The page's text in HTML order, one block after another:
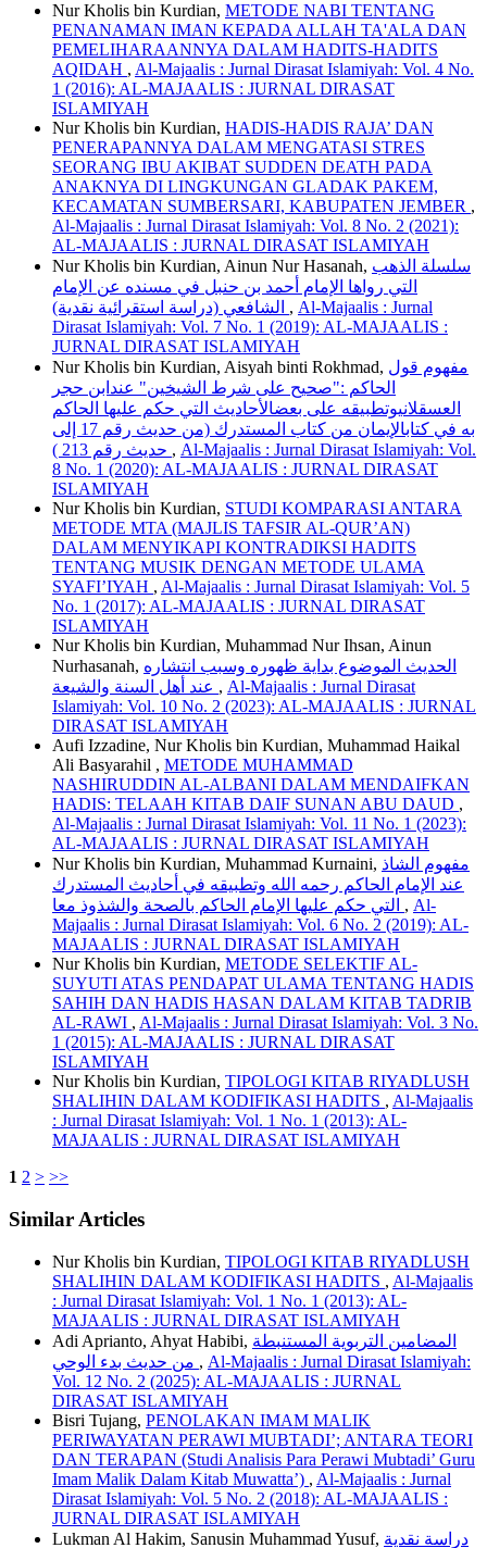
Nur Kholis bin Kurdian, METODE NABI TENTANG
PENANAMAN IMAN KEPADA ALLAH TA'ALA DAN
PEMELIHARAANNYA DALAM HADITS-HADITS
AQIDAH , Al-Majaalis : Jurnal Dirasat Islamiyah: Vol. 4 No.
1 (2016): AL-MAJAALIS : JURNAL DIRASAT
ISLAMIYAH
Nur Kholis bin Kurdian, HADIS-HADIS RAJA’ DAN
PENERAPANNYA DALAM MENGATASI STRES
SEORANG IBU AKIBAT SUDDEN DEATH PADA
ANAKNYA DI LINGKUNGAN GLADAK PAKEM,
KECAMATAN SUMBERSARI, KABUPATEN JEMBER ,
Al-Majaalis : Jurnal Dirasat Islamiyah: Vol. 8 No. 2 (2021):
AL-MAJAALIS : JURNAL DIRASAT ISLAMIYAH
Nur Kholis bin Kurdian, Ainun Nur Hasanah, سلسلة الذهب
التي رواها الإمام أحمد بن حنبل في مسنده عن الإمام
, Al-Majaalis : Jurnal
Dirasat Islamiyah: Vol. 7 No. 1 (2019): AL-MAJAALIS :
JURNAL DIRASAT ISLAMIYAH
Nur Kholis bin Kurdian, Aisyah binti Rokhmad, مفهوم قول
الحاكم :"صحيح على شرط الشيخين" عندابن حجر
العسقلانيوتطبيقه على بعضالأحاديث التي حكم عليها الحاكم
به في كتابالإيمان من كتاب المستدرك (من حديث رقم 17 إلى
, Al-Majaalis : Jurnal Dirasat Islamiyah: Vol.
8 No. 1 (2020): AL-MAJAALIS : JURNAL DIRASAT
ISLAMIYAH
Nur Kholis bin Kurdian, STUDI KOMPARASI ANTARA
METODE MTA (MAJLIS TAFSIR AL-QUR’AN)
DALAM MENYIKAPI KONTRADIKSI HADITS
TENTANG MUSIK DENGAN METODE ULAMA
SYAFI’IYAH , Al-Majaalis : Jurnal Dirasat Islamiyah: Vol. 5
No. 1 (2017): AL-MAJAALIS : JURNAL DIRASAT
ISLAMIYAH
Nur Kholis bin Kurdian, Muhammad Nur Ihsan, Ainun
Nurhasanah, الحديث الموضوع بداية ظهوره وسبب انتشاره
, Al-Majaalis : Jurnal Dirasat
Islamiyah: Vol. 10 No. 2 (2023): AL-MAJAALIS : JURNAL
DIRASAT ISLAMIYAH
Aufi Izzadine, Nur Kholis bin Kurdian, Muhammad Haikal
Ali Basyarahil , METODE MUHAMMAD
NASHIRUDDIN AL-ALBANI DALAM MENDAIFKAN
HADIS: TELAAH KITAB DAIF SUNAN ABU DAUD ,
Al-Majaalis : Jurnal Dirasat Islamiyah: Vol. 11 No. 1 (2023):
AL-MAJAALIS : JURNAL DIRASAT ISLAMIYAH
Nur Kholis bin Kurdian, Muhammad Kurnaini, مفهوم الشاذ
عند الإمام الحاكم رحمه الله وتطبيقه في أحاديث المستدرك
, Al-
Majaalis : Jurnal Dirasat Islamiyah: Vol. 6 No. 2 (2019): AL-
MAJAALIS : JURNAL DIRASAT ISLAMIYAH
Nur Kholis bin Kurdian, METODE SELEKTIF AL-
SUYUTI ATAS PENDAPAT ULAMA TENTANG HADIS
SAHIH DAN HADIS HASAN DALAM KITAB TADRIB
AL-RAWI , Al-Majaalis : Jurnal Dirasat Islamiyah: Vol. 3 No.
1 (2015): AL-MAJAALIS : JURNAL DIRASAT
ISLAMIYAH
Nur Kholis bin Kurdian, TIPOLOGI KITAB RIYADLUSH
SHALIHIN DALAM KODIFIKASI HADITS , Al-Majaalis
: Jurnal Dirasat Islamiyah: Vol. 1 No. 1 (2013): AL-
MAJAALIS : JURNAL DIRASAT ISLAMIYAH
1 2 > >>
Similar Articles
Nur Kholis bin Kurdian, TIPOLOGI KITAB RIYADLUSH
SHALIHIN DALAM KODIFIKASI HADITS , Al-Majaalis
: Jurnal Dirasat Islamiyah: Vol. 1 No. 1 (2013): AL-
MAJAALIS : JURNAL DIRASAT ISLAMIYAH
Adi Aprianto, Ahyat Habibi, المضامين التربوية المستنبطة
, Al-Majaalis : Jurnal Dirasat Islamiyah:
Vol. 12 No. 2 (2025): AL-MAJAALIS : JURNAL
DIRASAT ISLAMIYAH
Bisri Tujang, PENOLAKAN IMAM MALIK
PERIWAYATAN PERAWI MUBTADI’; ANTARA TEORI
DAN TERAPAN (Studi Analisis Para Perawi Mubtadi’ Guru
Imam Malik Dalam Kitab Muwatta’) , Al-Majaalis : Jurnal
Dirasat Islamiyah: Vol. 5 No. 2 (2018): AL-MAJAALIS :
JURNAL DIRASAT ISLAMIYAH
Lukman Al Hakim, Sanusin Muhammad Yusuf, دراسة نقدية